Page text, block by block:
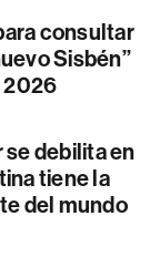
consultar
Sisbén”
2026
se debilita en
tiene la
del mundo